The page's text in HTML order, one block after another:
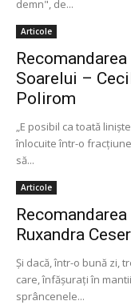
demn", de...
Articole
Soarelui –
Polirom
„E posibil ca toată
înlocuite într-o
să...
Articole
Ruxandra
Și dacă, într-o bună zi,
care, înfășurați în
sprâncenele...